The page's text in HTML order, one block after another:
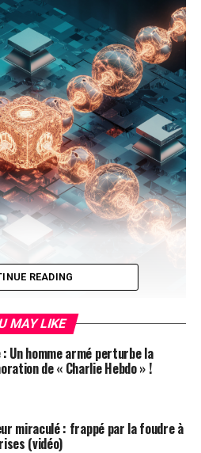
numérique est essentielle, le
évoqué comme une
admiré pour sa sécurité
Cependant,
les cercles technologiques et
demeure enveloppée d’un
READING
MAY LIKE
: Un homme armé perturbe la
de « Charlie Hebdo » !
miraculé : frappé par la foudre à
(vidéo)